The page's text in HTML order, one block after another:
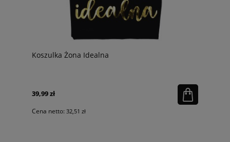
Koszulka Żona Idealna
39,99 zł
Cena netto: 32,51 zł